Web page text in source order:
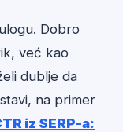
Dobro
već kao
dublje da
na primer
iz SERP-a: